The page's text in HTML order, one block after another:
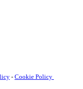
- Cookie Policy